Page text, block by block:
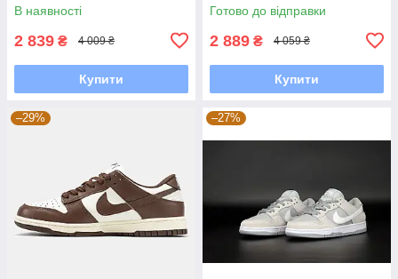
В наявності
2 839 ₴ 4 009 ₴
Купити
Готово до відправки
2 889 ₴ 4 059 ₴
Купити
–29% –27%